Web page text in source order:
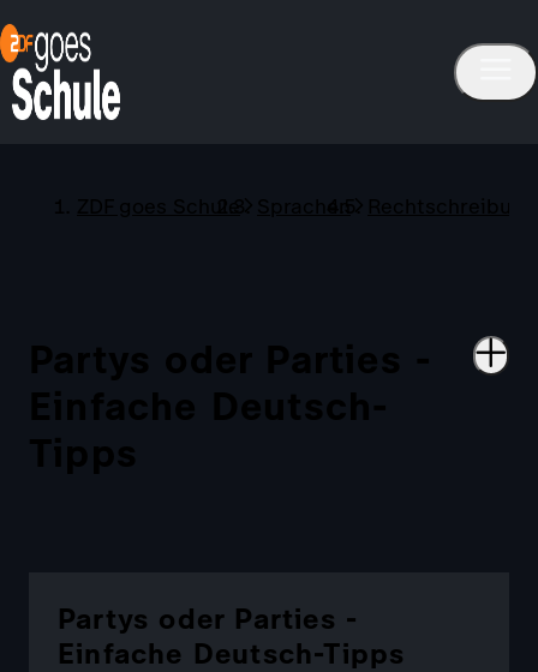
ZDF goes Schule Sprachen Rechtschreibung
Partys oder Parties -
Einfache Deutsch-
Tipps
Partys oder Parties -
Einfache Deutsch-Tipps